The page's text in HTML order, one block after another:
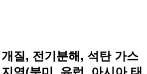
질, 전기분해, 석탄 가스